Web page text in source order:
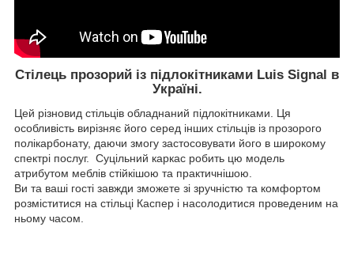
Стілець прозорий із підлокітниками Luis Signal в
Україні.
Цей різновид стільців обладнаний підлокітниками. Ця
особливість вирізняє його серед інших стільців із прозорого
полікарбонату, даючи змогу застосовувати його в широкому
спектрі послуг. Суцільний каркас робить цю модель
атрибутом меблів стійкішою та практичнішою.
Ви та ваші гості завжди зможете зі зручністю та комфортом
розміститися на стільці Каспер і насолодитися проведеним на
ньому часом.